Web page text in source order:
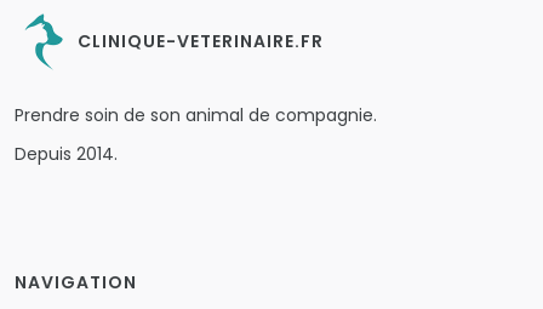
CLINIQUE-VETERINAIRE.FR
Prendre soin de son animal de compagnie.
Depuis 2014.
NAVIGATION